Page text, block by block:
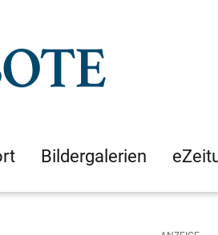
Bildergalerien